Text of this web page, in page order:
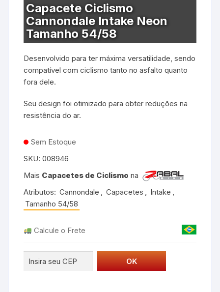
Capacete Ciclismo
Cannondale Intake Neon
Tamanho 54/58
Desenvolvido para ter máxima versatilidade, sendo
compatível com ciclismo tanto no asfalto quanto
fora dele.
Seu design foi otimizado para obter reduções na
resistência do ar.
Sem Estoque
SKU:008946
Mais Capacetes de Ciclismo na
Atributos: Cannondale , Capacetes , Intake ,
Tamanho 54/58
Calcule o Frete